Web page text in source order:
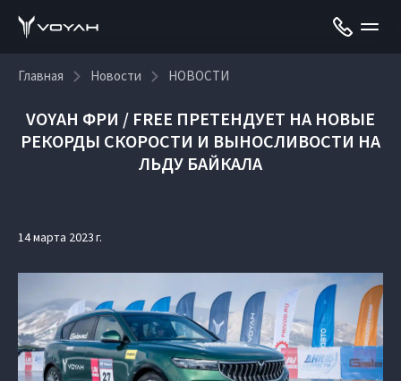
Главная Новости НОВОСТИ
VOYAH ФРИ / FREE ПРЕТЕНДУЕТ НА НОВЫЕ
РЕКОРДЫ СКОРОСТИ И ВЫНОСЛИВОСТИ НА
ЛЬДУ БАЙКАЛА
14 марта 2023 г.